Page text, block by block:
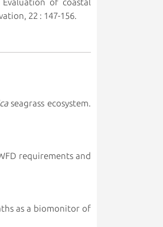
of coastal
22 : 147-156.
seagrass ecosystem.
requirements and
as a biomonitor of